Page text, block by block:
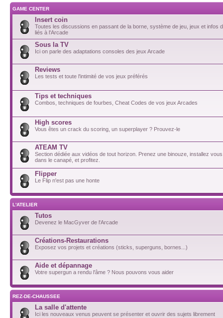
GAME CENTER
Insert coin
Toutes les discussions en passant de la borne, système de jeu, jeux et infos
liés à l'Arcade
Sous la TV
Ici on parle des adaptations consoles des jeux Arcade
Reviews
Les tests et toute l'intimité de vos jeux préférés
Tips et techniques
Combos, techniques de fourbes, Cheat Codes de vos jeux Arcades
High scores
Vous êtes un crack du scoring, un superplayer ? Prouvez-le
ATEAM TV
Section dédiée aux vidéos de tout horizon. Prenez une binouze, installez
dans le canapé, et profitez.
Flipper
Le Flip n'est pas une honte
L'ATELIER
Tutos
Devenez le MacGyver de l'Arcade
Créations-Restaurations
Exposez vos projets et créations (sticks, superguns, bornes...)
Aide et dépannage
Votre supergun a rendu l'âme ? Nous pouvons vous aider
REZ-DE-CHAUSSEE
La salle d'attente
Ici les nouveaux venus peuvent se présenter et ouvrir des sujets librement